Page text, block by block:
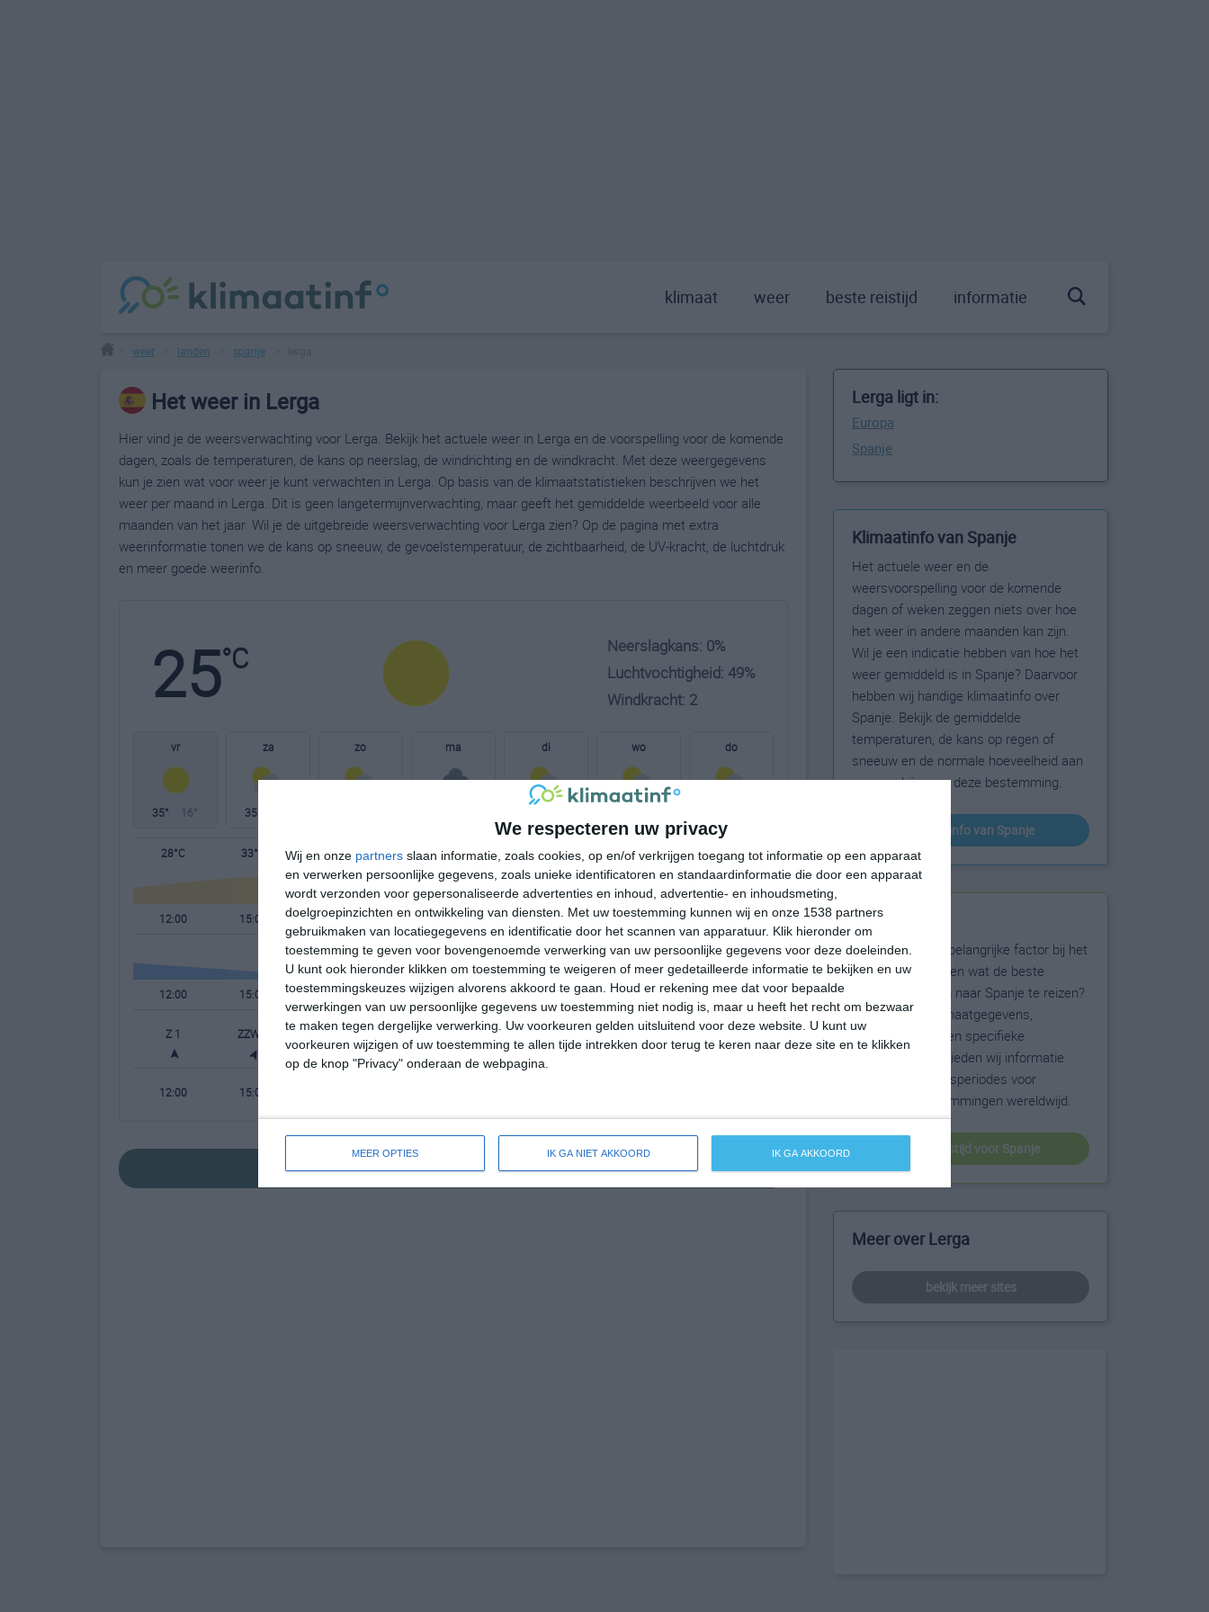
We respecteren uw privacy
Wij en onze partners slaan informatie, zoals cookies, op en/of verkrijgen toegang tot informatie op een apparaat
en verwerken persoonlijke gegevens, zoals unieke identificatoren en standaardinformatie die door een apparaat
wordt verzonden voor gepersonaliseerde advertenties en inhoud, advertentie- en inhoudsmeting,
doelgroepinzichten en ontwikkeling van diensten.
Met uw toestemming kunnen wij en onze 1538 partners
gebruikmaken van locatiegegevens en identificatie door het scannen van apparatuur. Klik hieronder om
toestemming te geven voor bovengenoemde verwerking van uw persoonlijke gegevens voor deze doeleinden.
U kunt ook hieronder klikken om toestemming te weigeren of meer gedetailleerde informatie te bekijken en uw
toestemmingskeuzes wijzigen alvorens akkoord te gaan.
Houd er rekening mee dat voor bepaalde
verwerkingen van uw persoonlijke gegevens uw toestemming niet nodig is, maar u heeft het recht om bezwaar
te maken tegen dergelijke verwerking. Uw voorkeuren gelden uitsluitend voor deze website. U kunt uw
voorkeuren wijzigen of uw toestemming te allen tijde intrekken door terug te keren naar deze site en te klikken
op de knop "Privacy" onderaan de webpagina.
MEER OPTIES IK GA NIET AKKOORD IK GA AKKOORD
klimaat weer beste reistijd informatie
weer landen spanje
Het weer in Lerga
Hier vind je de weersverwachting voor Lerga. Bekijk het actuele weer in Lerga en de voorspelling voor de komende
dagen, zoals de temperaturen, de kans op neerslag, de windrichting en de windkracht. Met deze weergegevens
kun je zien wat voor weer je kunt verwachten in Lerga. Op basis van de klimaatstatistieken beschrijven we het
weer per maand in Lerga. Dit is geen langetermijnverwachting, maar geeft het gemiddelde weerbeeld voor alle
maanden van het jaar. Wil je de uitgebreide weersverwachting voor Lerga zien? Op de pagina met extra
weerinformatie tonen we de kans op sneeuw, de gevoelstemperatuur, de zichtbaarheid, de UV-kracht, de luchtdruk
en meer goede weerinfo.
25°C
Neerslagkans: 0%
Luchtvochtigheid: 49%
Windkracht: 2
vr
35° 16°
za
35°
zo ma di wo do
28°C 33°C 35°C 29°C 25°C 21°C 21°C 25°C
12:00 15:00 18:00 21:00 00:00 03:00 06:00 09:00
12:00 15:00 18:00 21:00 00:00 03:00 06:00 09:00
Z 1 ZZW 2 NW 2 N 2 NNO 2 N 2 NNO 1 O 1
12:00 15:00
bekijk de uitgebreide weersverwachting voor Lerga
Lerga ligt in:
Europa
Spanje
Klimaatinfo van Spanje
Het actuele weer en de
weersvoorspelling voor de komende
dagen of weken zeggen niets over hoe
het weer in andere maanden kan zijn.
Wil je een indicatie hebben van hoe het
weer gemiddeld is in Spanje? Daarvoor
hebben wij handige klimaatinfo over
Spanje. Bekijk de gemiddelde
temperaturen, de kans op regen of
sneeuw en de normale hoeveelheid aan
zonneschijn voor deze bestemming.
klimaatinfo van Spanje
Beste reistijd
Het weer is een belangrijke factor bij het
reizen. Wil je weten wat de beste
maanden zijn om naar Spanje te reizen?
Op basis van klimaatgegevens,
weersextremen en specifieke
weerinformatie bieden wij informatie
over de beste reisperiodes voor
duizenden bestemmingen wereldwijd.
beste reistijd voor Spanje
Meer over Lerga
bekijk meer sites